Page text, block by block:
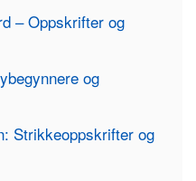
– Oppskrifter og
og
Strikkeoppskrifter og